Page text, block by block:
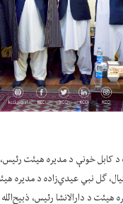
کابل خونې د مدیره هیئت
ګل نبي عیدي‌زاده د مدیره
د دارالانشا رئیس،